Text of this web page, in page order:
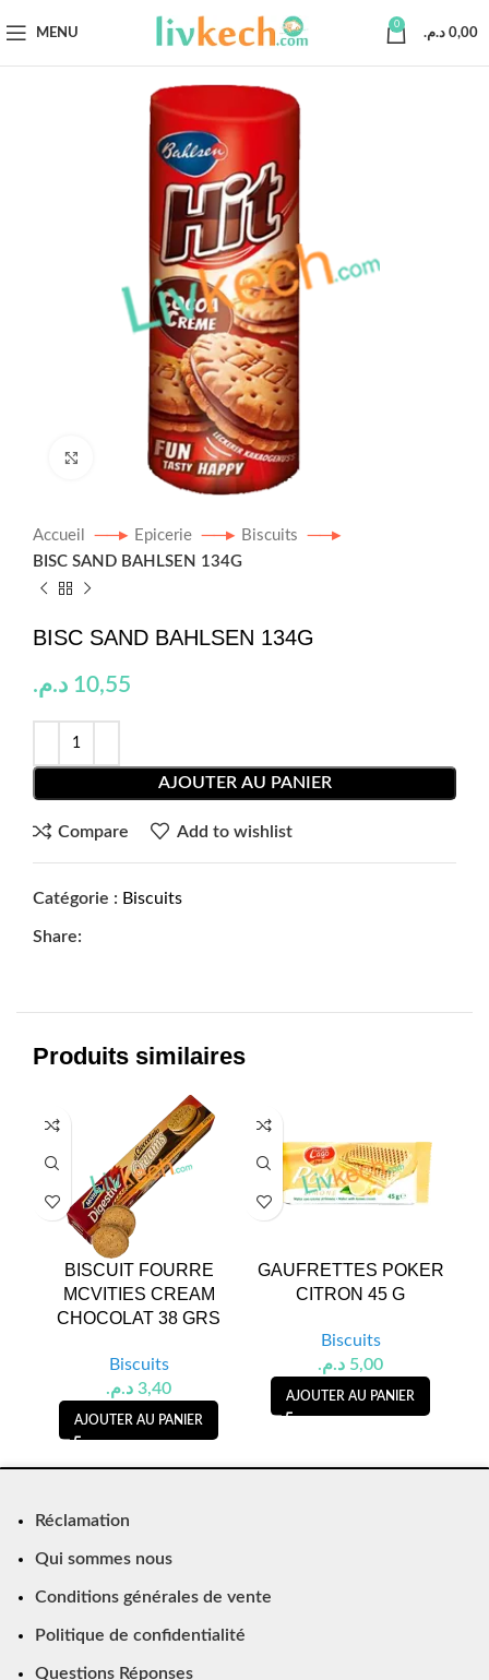
MENU
0
0,00 د.م.
Click to enlarge
Accueil Epicerie
Biscuits
BISC SAND BAHLSEN 134G
BISC SAND BAHLSEN 134G
10,55 د.م.
AJOUTER AU PANIER
Compare Add to wishlist
Catégorie : Biscuits
Share:
Produits similaires
BISCUIT FOURRE
MCVITIES CREAM
CHOCOLAT 38 GRS
Biscuits
3,40 د.م.
AJOUTER AU PANIER
GAUFRETTES POKER
CITRON 45 G
Biscuits
5,00 د.م.
AJOUTER AU PANIER
Réclamation
Qui sommes nous
Conditions générales de vente
Politique de confidentialité
Questions Réponses